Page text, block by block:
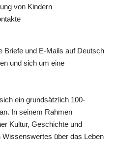
von Kindern
Briefe und E-Mails auf Deutsch
und sich um eine
ein grundsätzlich 100-
In seinem Rahmen
Kultur, Geschichte und
über das Leben